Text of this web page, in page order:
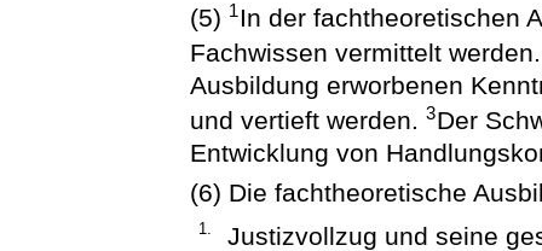
(5) 1 In der fachtheoretischen
Fachwissen vermittelt
Ausbildung erworbenen
und vertieft werden.3Der
Entwicklung von
(6) Die fachtheoretische
1.
Justizvollzug und seine